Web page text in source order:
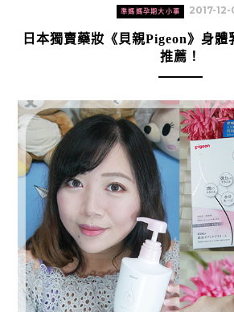
準媽媽孕期大小事 2017-
日本獨賣藥妝《貝親Pigeon》身體
推薦！